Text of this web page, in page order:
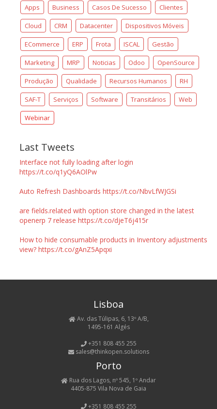
Apps Business Casos De Sucesso Clientes
Cloud CRM Datacenter Dispositivos Móveis
ECommerce ERP Frota ISCAL Gestão
Marketing MRP Noticias Odoo OpenSource
Produção Qualidade Recursos Humanos RH
SAF-T Serviços Software Transitários Web
Webinar
Last Tweets
Interface not fully loading after login
https://t.co/q1yQ6AOlPw
Auto Refresh Dashboards https://t.co/NbvLfWJGSi
are fields.related with option store changed in the latest
openerp 7 release https://t.co/djeT6j415r
How to hide consumable products in Inventory adjustments
view? https://t.co/gAnZ5Apqxi
Lisboa
Av. das Túlipas, 6, 13º A/B,
1495-161 Algés
+351 808 455 255
sales@thinkopen.solutions
Porto
Rua dos Lagos, nº 545, 1º Andar
4405-875 Vila Nova de Gaia
+351 808 455 255